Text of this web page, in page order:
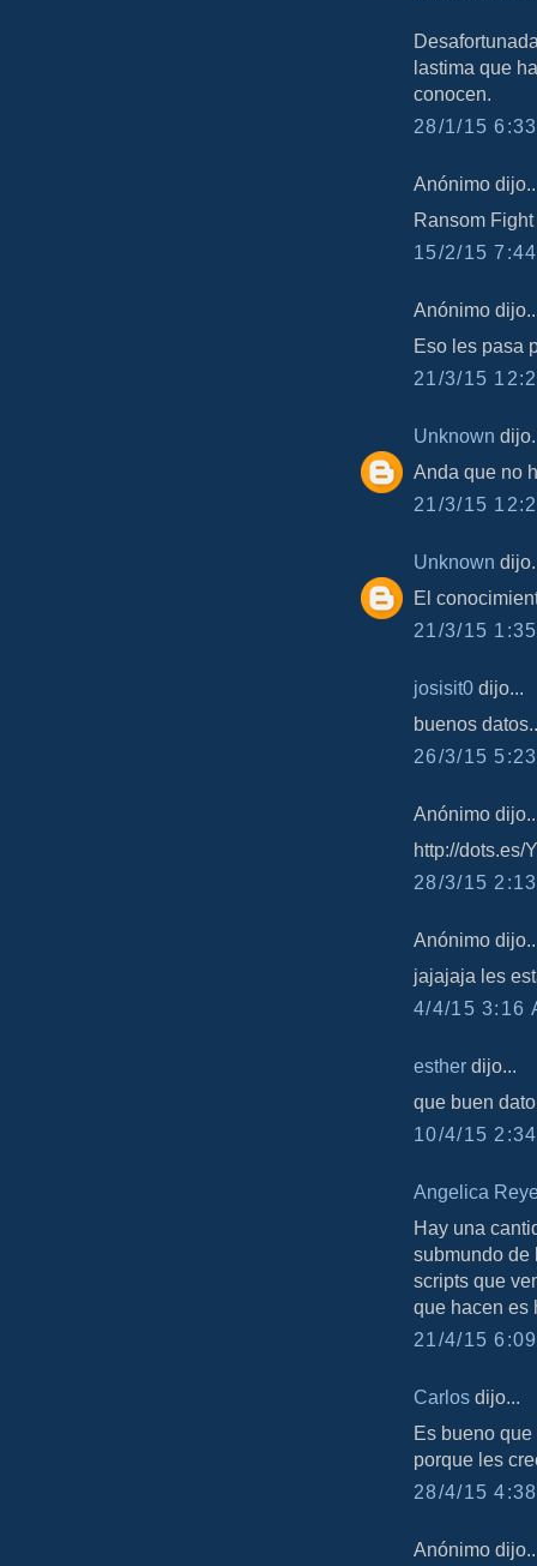
lastima que
conocen.
28/1/15
Anónimo
Ransom Fight
15/2/15
Anónimo
Eso les pasa
21/3/15
Unknown
Anda que no
21/3/15
Unknown
El
21/3/15
josisit0 dijo...
buenos
26/3/15
Anónimo
http://dots.es/
28/3/15
Anónimo
jajajaja les
4/4/15 3:16
esther dijo...
que buen
10/4/15
Angelica
Hay una
submundo de
scripts que
que hacen es
21/4/15
Carlos dijo...
Es bueno
porque les
28/4/15
Anónimo